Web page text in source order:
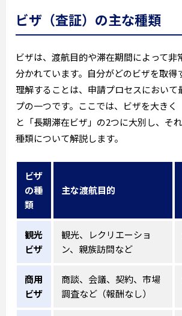
ビザ（査証）の主な種類
ビザは、渡航目的や滞在期間によって非
分かれています。自分がどのビザを取得
理解することは、申請プロセスにおいて
プの一つです。ここでは、ビザを大きく
と「長期滞在ビザ」の2つに大別し、そ
種類について解説します。
ビザ
の種
類
主な渡航目的
観光
ビザ
観光、レクリエーショ
ン、親族訪問など
商用
ビザ
商談、会議、契約、市場
調査など（報酬なし）